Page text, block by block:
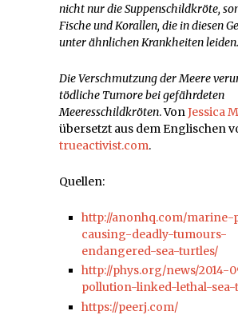
nicht nur die Suppenschildkröte,
Fische und Korallen, die in diesen
unter ähnlichen Krankheiten
Die Verschmutzung der Meere
tödliche Tumore bei gefährdeten
Meeresschildkröten. VonJessica
übersetzt aus dem Englischen
trueactivist.com.
Quellen:
http://anonhq.com/
causing-deadly-tumours-
endangered-sea-turtles/
http://phys.org/news/2014-
pollution-linked-lethal-
https://peerj.com/